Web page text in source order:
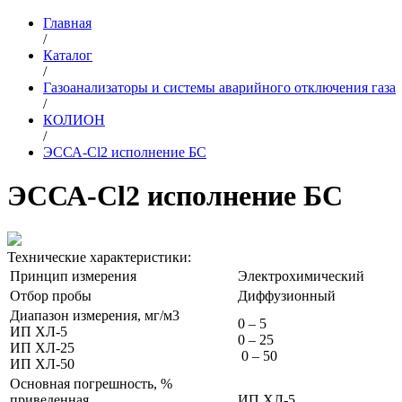
Главная
/
Каталог
/
Газоанализаторы и системы аварийного отключения газа
/
КОЛИОН
/
ЭССА-Сl2 исполнение БС
ЭССА-Сl2 исполнение БС
Технические характеристики:
Принцип измерения
Электрохимический
Отбор пробы
Диффузионный
Диапазон измерения, мг/м3
ИП ХЛ-5
ИП ХЛ-25
ИП ХЛ-50
0 – 5
0 – 25
0 – 50
Основная погрешность, %